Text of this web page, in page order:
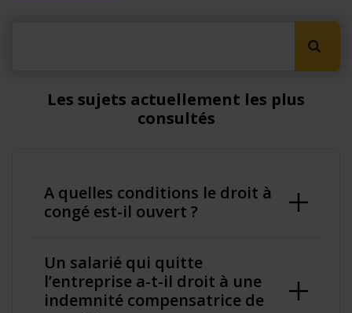
Les sujets actuellement les plus
consultés
A quelles conditions le droit à
congé est-il ouvert ?
Un salarié qui quitte
l’entreprise a-t-il droit à une
indemnité compensatrice de